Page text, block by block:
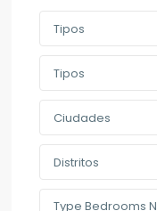
Tipos
Tipos
Ciudades
Distritos